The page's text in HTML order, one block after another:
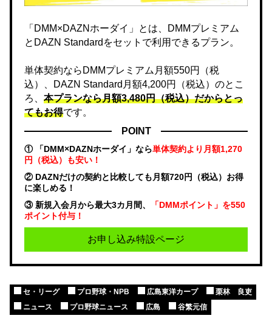
「DMM×DAZNホーダイ」とは、DMMプレミアム
とDAZN Standardをセットで利用できるプラン。
単体契約ならDMMプレミアム月額550円（税
込）、DAZN Standard月額4,200円（税込）のとこ
ろ、 本プランなら月額3,480円（税込）だからとっ
てもお得です。
POINT
① 「DMM×DAZNホーダイ」なら単体契約より月額1,270
円（税込）も安い！
② DAZNだけの契約と比較しても月額720円（税込）お得
に楽しめる！
③ 新規入会月から最大3カ月間、
「DMMポイント」を550
ポイント付与！
お申し込み特設ページ
セ・リーグ プロ野球・NPB 広島東洋カープ
栗林 良吏
ニュース
プロ野球ニュース 広島 谷繁元信